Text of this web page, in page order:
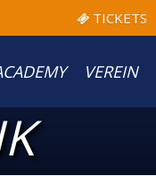
TICKETS
VEREIN